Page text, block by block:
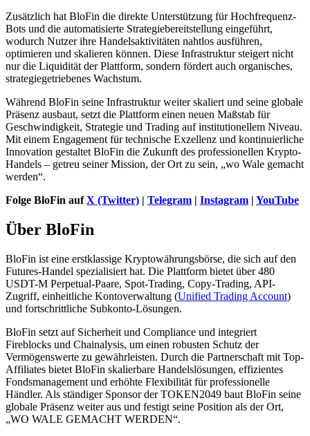
Zusätzlich hat BloFin die direkte Unterstützung für Hochfrequenz-
Bots und die automatisierte Strategiebereitstellung eingeführt,
wodurch Nutzer ihre Handelsaktivitäten nahtlos ausführen,
optimieren und skalieren können. Diese Infrastruktur steigert nicht
nur die Liquidität der Plattform, sondern fördert auch organisches,
strategiegetriebenes Wachstum.
Während BloFin seine Infrastruktur weiter skaliert und seine globale
Präsenz ausbaut, setzt die Plattform einen neuen Maßstab für
Geschwindigkeit, Strategie und Trading auf institutionellem Niveau.
Mit einem Engagement für technische Exzellenz und kontinuierliche
Innovation gestaltet BloFin die Zukunft des professionellen Krypto-
Handels – getreu seiner Mission, der Ort zu sein, „wo Wale gemacht
werden“.
Folge BloFin aufX (Twitter) | Telegram | Instagram | YouTube
Über BloFin
BloFin ist eine erstklassige Kryptowährungsbörse, die sich auf den
Futures-Handel spezialisiert hat. Die Plattform bietet über 480
USDT-M Perpetual-Paare, Spot-Trading, Copy-Trading, API-
Zugriff, einheitliche Kontoverwaltung (Unified Trading Account)
und fortschrittliche Subkonto-Lösungen.
BloFin setzt auf Sicherheit und Compliance und integriert
Fireblocks und Chainalysis, um einen robusten Schutz der
Vermögenswerte zu gewährleisten. Durch die Partnerschaft mit Top-
Affiliates bietet BloFin skalierbare Handelslösungen, effizientes
Fondsmanagement und erhöhte Flexibilität für professionelle
Händler. Als ständiger Sponsor der TOKEN2049 baut BloFin seine
globale Präsenz weiter aus und festigt seine Position als der Ort,
„WO WALE GEMACHT WERDEN“.